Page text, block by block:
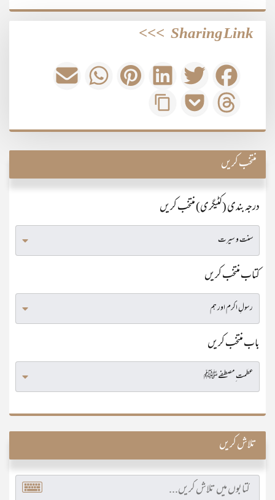
Sharing Link
>>>
منتخب کریں
درجہ بندی (کٹیگری) منتخب کریں
کتاب منتخب کریں
باب منتخب کریں
تلاش کریں